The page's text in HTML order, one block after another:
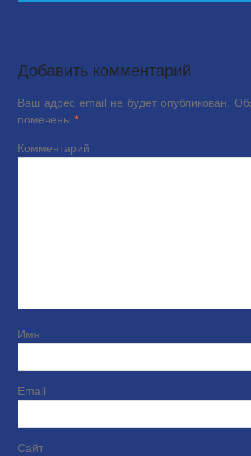
Добавить комментарий
Ваш адрес email не будет опубликован.
помечены *
Сайт